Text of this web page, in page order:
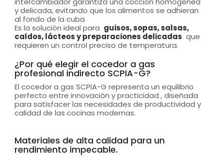
y delicada, evitando que los alimentos se adhieran
al fondo de la cuba.
Es la solución ideal para guisos, sopas, salsas,
caldos, lácteos y preparaciones delicadas que
requieren un control preciso de temperatura.
¿Por qué elegir el cocedor a gas
profesional indirecto SCPIA-G?
El cocedor a gas SCPIA-G representa un equilibrio
perfecto entre innovación y practicidad , diseñada
para satisfacer las necesidades de productividad y
calidad de las cocinas modernas.
Materiales de alta calidad para un
rendimiento impecable.